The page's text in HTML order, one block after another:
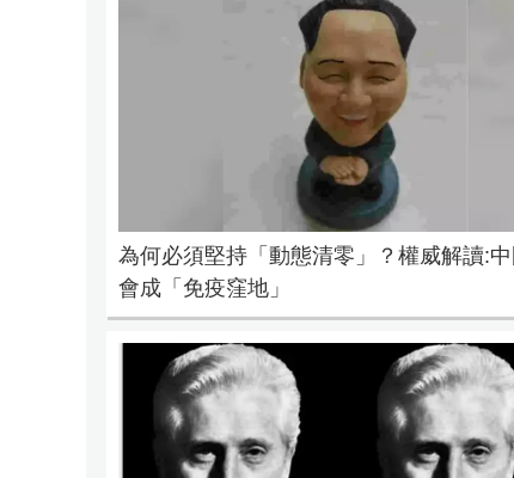
為何必須堅持「動態清零」？權威解讀:
會成「免疫窪地」